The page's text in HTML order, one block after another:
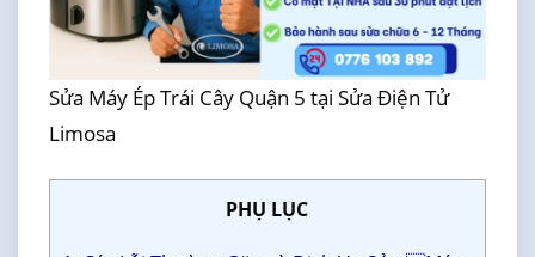
Sửa Máy Ép Trái Cây Quận 5 tại Sửa Điện Tử
Limosa
PHỤ LỤC